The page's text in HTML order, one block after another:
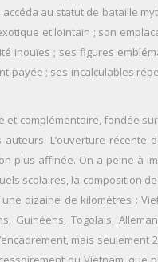
au statut de bataille
et lointain ; son
inouïes ; ses figures
payée ; ses incalculables
et complémentaire, fondée
L’ouverture
plus affinée. On a peine à
scolaires, la composition
dizaine de kilomètres :
Guinéens, Togolais,
mais seulement